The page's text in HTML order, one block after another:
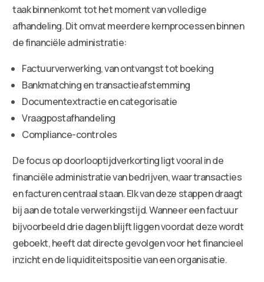
taak binnenkomt tot het moment van volledige
afhandeling. Dit omvat meerdere kernprocessen binnen
de financiële administratie:
Factuurverwerking, van ontvangst tot boeking
Bankmatching en transactieafstemming
Documentextractie en categorisatie
Vraagpostafhandeling
Compliance-controles
De focus op doorlooptijdverkorting ligt vooral in de
financiële administratie van bedrijven, waar transacties
en facturen centraal staan. Elk van deze stappen draagt
bij aan de totale verwerkingstijd. Wanneer een factuur
bijvoorbeeld drie dagen blijft liggen voordat deze wordt
geboekt, heeft dat directe gevolgen voor het financieel
inzicht en de liquiditeitspositie van een organisatie.